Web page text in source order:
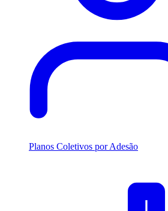
Planos Coletivos por Adesão